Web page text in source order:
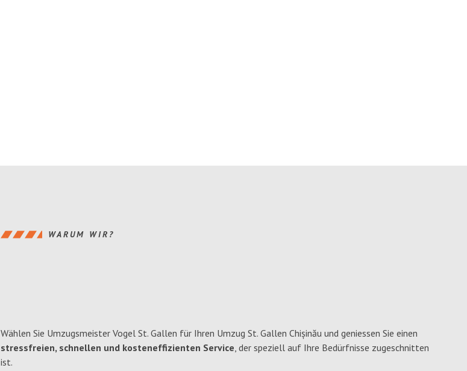
WARUM WIR?
Wählen Sie Umzugsmeister Vogel St. Gallen für Ihren Umzug St. Gallen Chișinău und geniessen Sie einen
stressfreien, schnellen und kosteneffizienten Service, der speziell auf Ihre Bedürfnisse zugeschnitten
ist.